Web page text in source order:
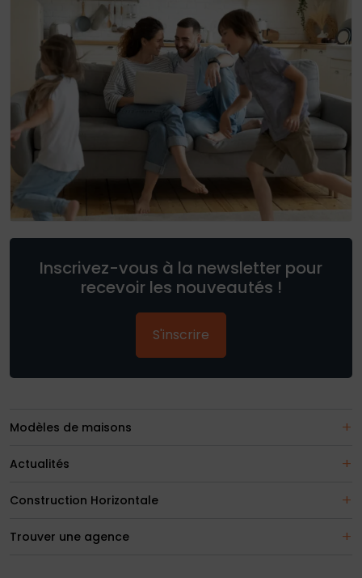
Inscrivez-vous à la newsletter pour
recevoir les nouveautés !
S'inscrire
Modèles de maisons
Actualités
Construction Horizontale
Trouver une agence